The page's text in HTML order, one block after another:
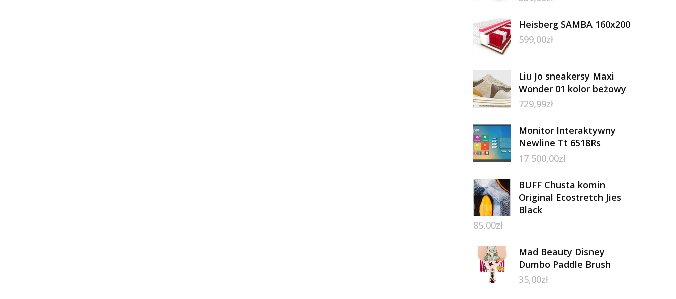
Heisberg SAMBA 160x200
599,00zł
Liu Jo sneakersy Maxi
Wonder 01 kolor beżowy
729,99zł
Monitor Interaktywny
Newline Tt 6518Rs
17 500,00zł
BUFF Chusta komin
Original Ecostretch Jies
Black
85,00zł
Mad Beauty Disney
Dumbo Paddle Brush
35,00zł